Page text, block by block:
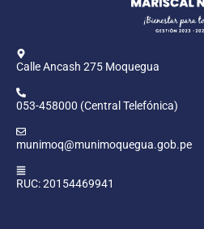
Calle Ancash 275 Moquegua
053-458000 (Central Telefónica)
munimoq@munimoquegua.gob.pe
RUC: 20154469941